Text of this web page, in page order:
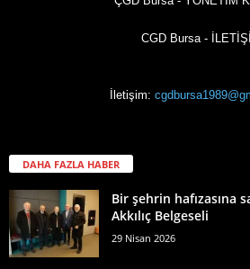
CGD Bursa -
İletişim:
DAHA FAZLA HABER
Bir şehrin hafızasına
Akkılıç Belgeseli
29 Nisan 2026